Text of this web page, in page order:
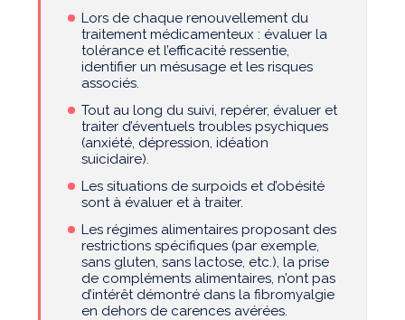
Lors de chaque renouvellement du
traitement médicamenteux : évaluer la
tolérance et l’efficacité ressentie,
identifier un mésusage et les risques
associés.
Tout au long du suivi, repérer, évaluer et
traiter d’éventuels troubles psychiques
(anxiété, dépression, idéation
suicidaire).
Les situations de surpoids et d’obésité
sont à évaluer et à traiter.
Les régimes alimentaires proposant des
restrictions spécifiques (par exemple,
sans gluten, sans lactose, etc.), la prise
de compléments alimentaires, n’ont pas
d’intérêt démontré dans la fibromyalgie
en dehors de carences avérées.